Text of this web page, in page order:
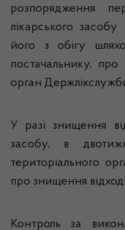
розпорядження
лікарського
його з обігу
постачальнику,
орган
У разі знищення
засобу, в
територіального
про знищення
Контроль за